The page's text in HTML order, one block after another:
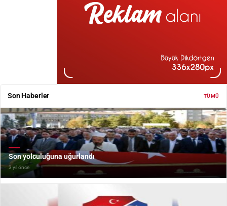
Son Haberler TÜMÜ
Son yolculuğuna uğurlandı
3 yıl önce